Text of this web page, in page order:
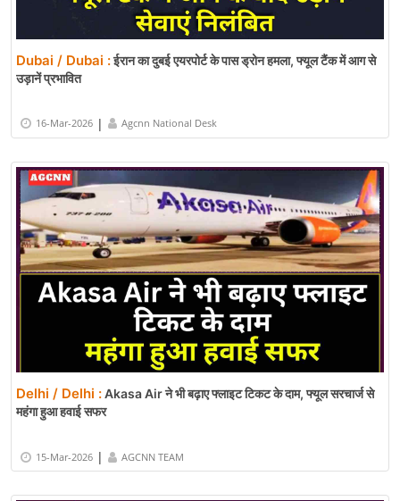
Dubai / Dubai :ईरान का दुबई एयरपोर्ट के पास ड्रोन हमला, फ्यूल टैंक में आग से
उड़ानें प्रभावित
16-Mar-2026 | Agcnn National Desk
Delhi / Delhi :Akasa Air ने भी बढ़ाए फ्लाइट टिकट के दाम, फ्यूल सरचार्ज से
महंगा हुआ हवाई सफर
15-Mar-2026 | AGCNN TEAM